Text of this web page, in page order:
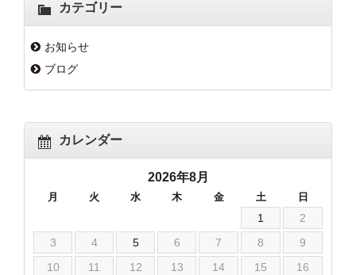
カテゴリー
お知らせ
ブログ
カレンダー
2026年8月
月 火 水 木 金 土 日
1
2
3
4 5 6 7 8
9
10
11 12 13 14 15
16